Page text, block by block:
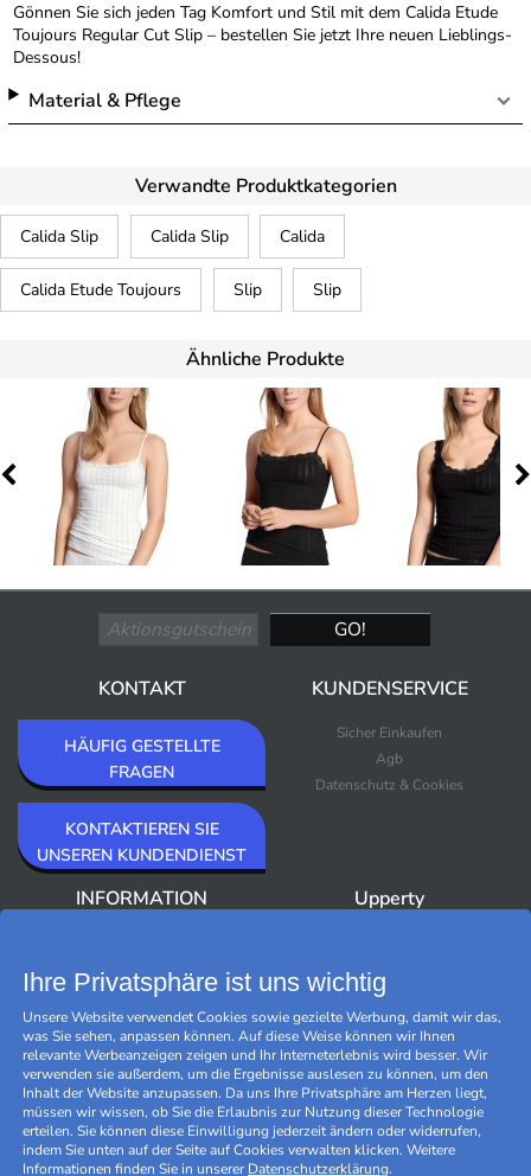
Gönnen Sie sich jeden Tag Komfort und Stil mit dem Calida Etude
Toujours Regular Cut Slip – bestellen Sie jetzt Ihre neuen Lieblings-
Dessous!
Material & Pflege
Verwandte Produktkategorien
Calida Slip Calida Slip Calida
Calida Etude Toujours Slip Slip
Ähnliche Produkte
KONTAKT
HÄUFIG GESTELLTE
FRAGEN
KONTAKTIEREN SIE
UNSEREN KUNDENDIENST
KUNDENSERVICE
Sicher Einkaufen
Agb
Datenschutz & Cookies
INFORMATION
Newsletter
Upperty
Bestseller
Outlet
Marken
Black Friday
Cookies verwalten
Ihre Privatsphäre ist uns wichtig
Unsere Website verwendet Cookies sowie gezielte Werbung, damit wir das,
was Sie sehen, anpassen können. Auf diese Weise können wir Ihnen
relevante Werbeanzeigen zeigen und Ihr Interneterlebnis wird besser. Wir
verwenden sie außerdem, um die Ergebnisse auslesen zu können, um den
Inhalt der Website anzupassen. Da uns Ihre Privatsphäre am Herzen liegt,
müssen wir wissen, ob Sie die Erlaubnis zur Nutzung dieser Technologie
erteilen. Sie können diese Einwilligung jederzeit ändern oder widerrufen,
indem Sie unten auf der Seite auf Cookies verwalten klicken. Weitere
Informationen finden Sie in unsererDatenschutzerklärung.